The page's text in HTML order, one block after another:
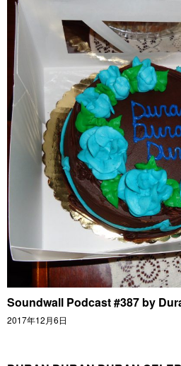
Soundwall Podcast #387 by
2017年12月6日